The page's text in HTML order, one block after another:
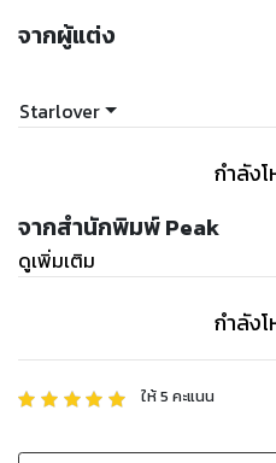
8. อื่นๆ
Update
* ปรับเปลี่ยนรูปแบบของการจัด
Thank you for reading
จากผู้แต่ง
Starlover
กำลัง
จากสำนักพิมพ์ Peak
ดูเพิ่มเติม
กำลัง
ให้5 คะแนน